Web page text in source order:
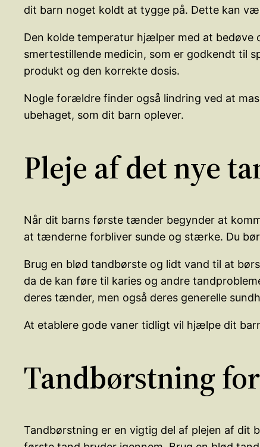
dit barn noget koldt at tygge på. Dette kan
Den kolde temperatur hjælper med at
smertestillende medicin, som er godkendt til
produkt og den korrekte dosis.
Nogle forældre finder også lindring ved at
ubehaget, som dit barn oplever.
Pleje af det nye
Når dit barns første tænder begynder at
at tænderne forbliver sunde og stærke. Du
Brug en blød tandbørste og lidt vand til at
da de kan føre til karies og andre
deres tænder, men også deres generelle
At etablere gode vaner tidligt vil hjælpe dit
Tandbørstning
Tandbørstning er en vigtig del af plejen af dit